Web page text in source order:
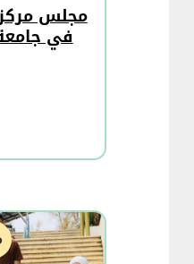
مجلس مركز
في